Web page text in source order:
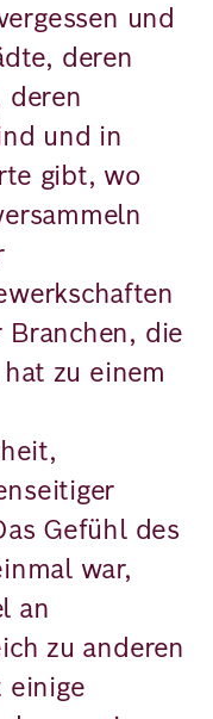
und
deren
deren
und in
gibt, wo
Branchen, die
zu einem
Gefühl des
war,
an
zu anderen
einige